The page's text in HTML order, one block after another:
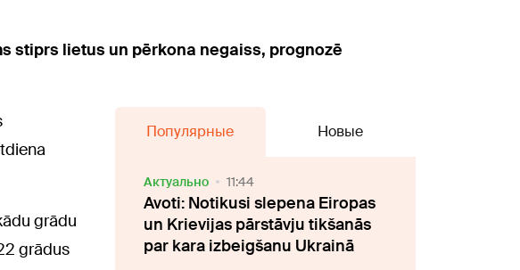
stiprs lietus un pērkona negaiss, prognozē
grādu
grādus
Популярные Новые
Актуально 11:44
Avoti: Notikusi slepena Eiropas
un Krievijas pārstāvju tikšanās
par kara izbeigšanu Ukrainā